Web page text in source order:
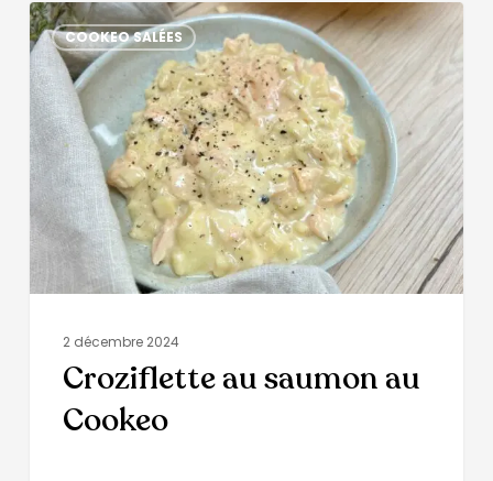
COOKEO SALÉES
2 décembre 2024
Croziflette au saumon au
Cookeo